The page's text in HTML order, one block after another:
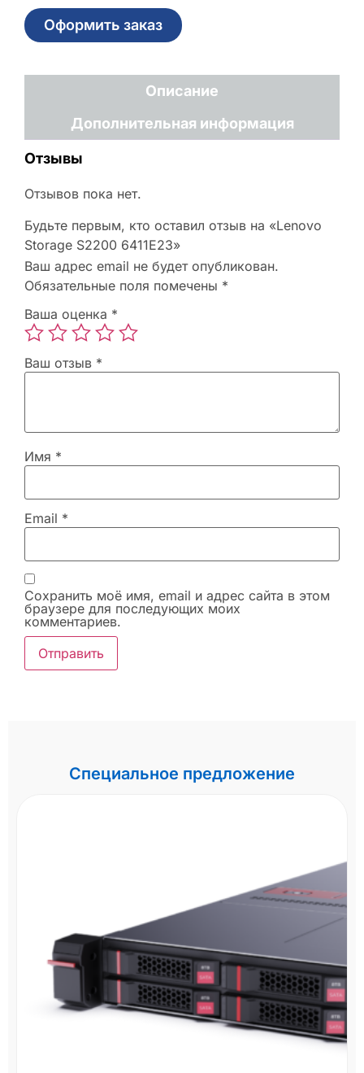
Оформить заказ
Описание
Дополнительная информация
Отзывы
Отзывов пока нет.
Будьте первым, кто оставил отзыв на «Lenovo
Storage S2200 6411E23»
Ваш адрес email не будет опубликован.
Обязательные поля помечены *
Ваша оценка *
Ваш отзыв *
Имя *
Email *
Сохранить моё имя, email и адрес сайта в этом
браузере для последующих моих
комментариев.
Специальное предложение